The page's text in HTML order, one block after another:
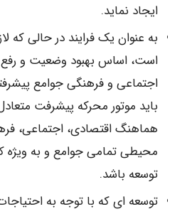
ایجاد نماید.
به عنوان یک فرایند در حالی که
است، اساس بهبود وضعیت و
اجتماعی و فرهنگی جوامع
باید موتور محرکه پیشرفت
هماهنگ اقتصادی، اجتماعی،
محیطی تمامی جوامع و به ویژه
توسعه باشد.
توسعه ای که با توجه به